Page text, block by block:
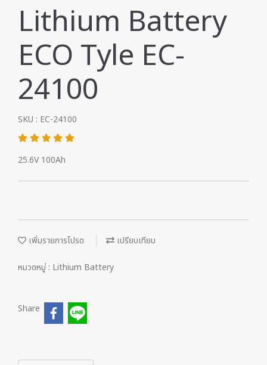
Lithium Battery
ECO Tyle EC-
24100
SKU : EC-24100
25.6V 100Ah
เพิ่มรายการโปรด เปรียบเทียบ
หมวดหมู่ : Lithium Battery
Share